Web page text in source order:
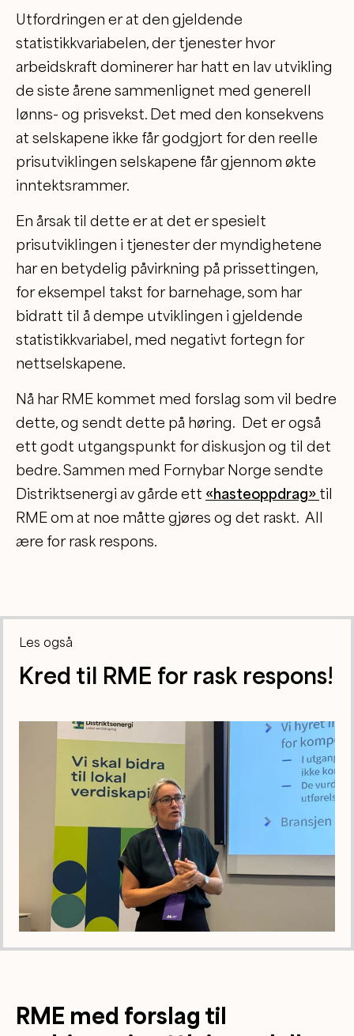
Utfordringen er at den gjeldende
statistikkvariabelen, der tjenester hvor
arbeidskraft dominerer har hatt en lav utvikling
de siste årene sammenlignet med generell
lønns- og prisvekst. Det med den konsekvens
at selskapene ikke får godgjort for den reelle
prisutviklingen selskapene får gjennom økte
inntektsrammer.
En årsak til dette er at det er spesielt
prisutviklingen i tjenester der myndighetene
har en betydelig påvirkning på prissettingen,
for eksempel takst for barnehage, som har
bidratt til å dempe utviklingen i gjeldende
statistikkvariabel, med negativt fortegn for
nettselskapene.
Nå har RME kommet med forslag som vil bedre
dette, og sendt dette på høring. Det er også
ett godt utgangspunkt for diskusjon og til det
bedre. Sammen med Fornybar Norge sendte
Distriktsenergi av gårde ett «hasteoppdrag» til
RME om at noe måtte gjøres og det raskt. All
ære for rask respons.
Les også
Kred til RME for rask respons!
RME med forslag til